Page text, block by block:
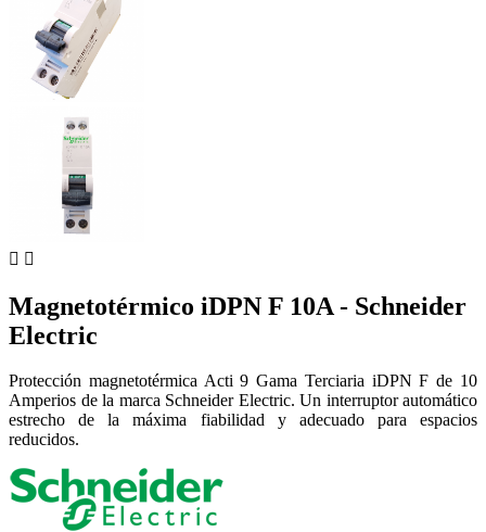
 
Magnetotérmico iDPN F 10A - Schneider
Electric
Protección magnetotérmica Acti 9 Gama Terciaria iDPN F de 10
Amperios de la marca Schneider Electric. Un interruptor automático
estrecho de la máxima fiabilidad y adecuado para espacios
reducidos.